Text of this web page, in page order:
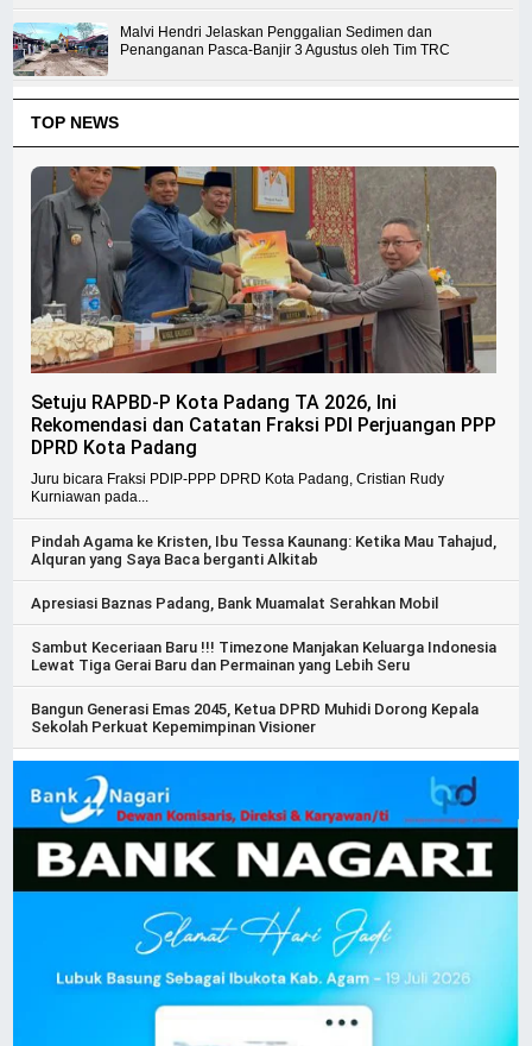
Malvi Hendri Jelaskan Penggalian Sedimen dan
Penanganan Pasca-Banjir 3 Agustus oleh Tim TRC
TOP NEWS
Setuju RAPBD-P Kota Padang TA 2026, Ini
Rekomendasi dan Catatan Fraksi PDI Perjuangan PPP
DPRD Kota Padang
Juru bicara Fraksi PDIP-PPP DPRD Kota Padang, Cristian Rudy
Kurniawan pada...
Pindah Agama ke Kristen, Ibu Tessa Kaunang: Ketika Mau Tahajud,
Alquran yang Saya Baca berganti Alkitab
Apresiasi Baznas Padang, Bank Muamalat Serahkan Mobil
Sambut Keceriaan Baru !!! Timezone Manjakan Keluarga Indonesia
Lewat Tiga Gerai Baru dan Permainan yang Lebih Seru
Bangun Generasi Emas 2045, Ketua DPRD Muhidi Dorong Kepala
Sekolah Perkuat Kepemimpinan Visioner